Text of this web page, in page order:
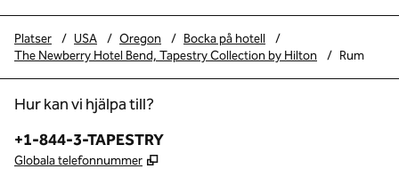
Platser / USA / Oregon / Bocka på hotell
/
The Newberry Hotel Bend, Tapestry Collection by Hilton
/ Rum
Hur kan vi hjälpa till?
Telefon:
+1-844-3-TAPESTRY
Globala telefonnummer ,